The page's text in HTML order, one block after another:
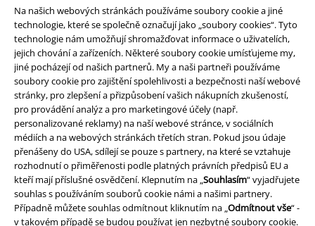
Na našich webových stránkách používáme soubory cookie a jiné
technologie, které se společně označují jako „soubory cookies“. Tyto
technologie nám umožňují shromažďovat informace o uživatelích,
jejich chování a zařízeních. Některé soubory cookie umísťujeme my,
jiné pocházejí od našich partnerů. My a naši partneři používáme
soubory cookie pro zajištění spolehlivosti a bezpečnosti naší webové
stránky, pro zlepšení a přizpůsobení vašich nákupních zkušeností,
pro provádění analýz a pro marketingové účely (např.
personalizované reklamy) na naší webové stránce, v sociálních
médiích a na webových stránkách třetích stran. Pokud jsou údaje
přenášeny do USA, sdílejí se pouze s partnery, na které se vztahuje
rozhodnutí o přiměřenosti podle platných právních předpisů EU a
kteří mají příslušné osvědčení. Klepnutím na „Souhlasím“ vyjadřujete
souhlas s používáním souborů cookie námi a našimi partnery.
Případně můžete souhlas odmítnout kliknutím na „Odmítnout vše“ -
v takovém případě se budou používat jen nezbytné soubory cookie.
Právní informace
Podmínky
Prohlášení